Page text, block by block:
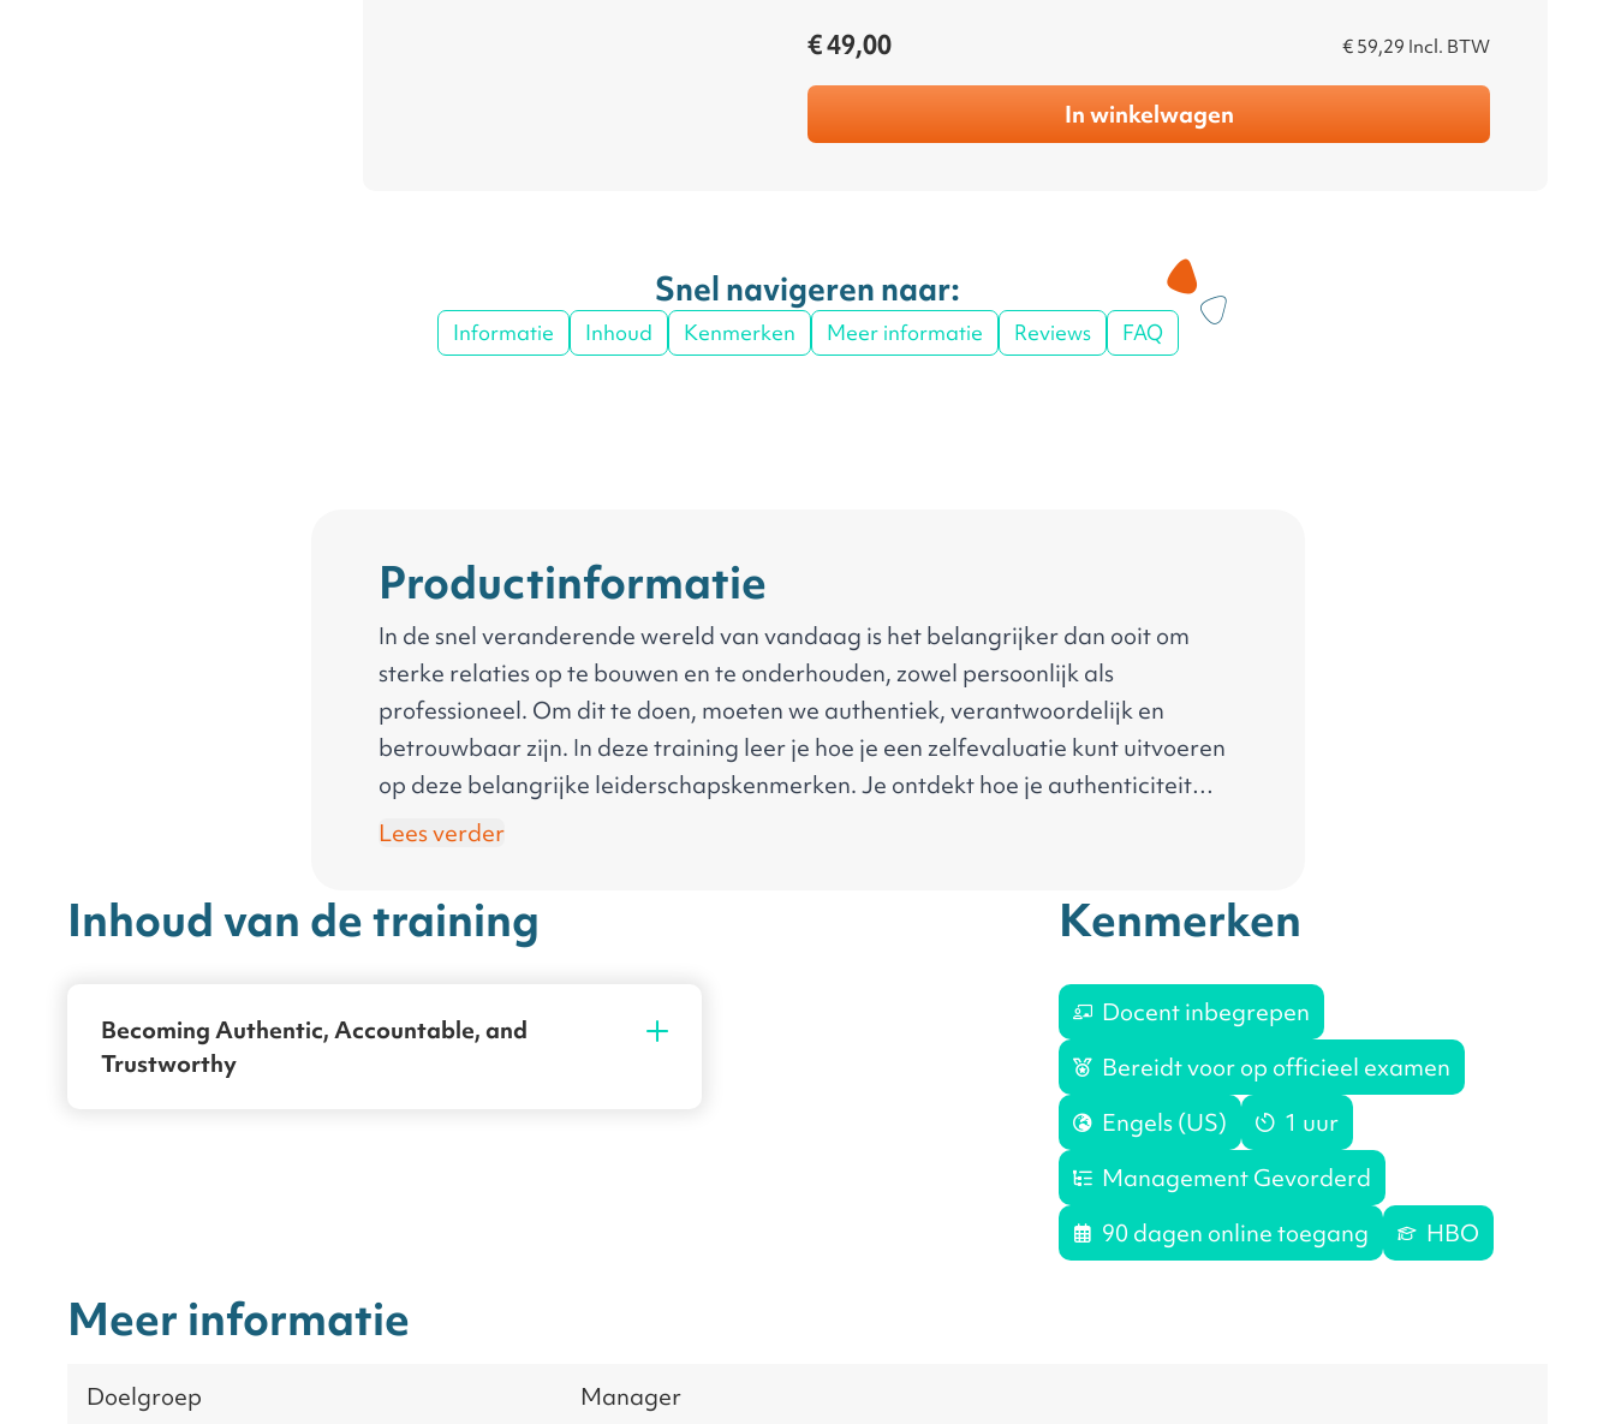
€ 49,00 € 59,29 Incl. BTW
In winkelwagen
Snel navigeren naar:
Informatie Inhoud Kenmerken Meer informatie Reviews FAQ
Productinformatie
In de snel veranderende wereld van vandaag is het belangrijker dan ooit om
sterke relaties op te bouwen en te onderhouden, zowel persoonlijk als
professioneel. Om dit te doen, moeten we authentiek, verantwoordelijk en
betrouwbaar zijn. In deze training leer je hoe je een zelfevaluatie kunt uitvoeren
op deze belangrijke leiderschapskenmerken. Je ontdekt hoe je authenticiteit
kunt prioriteren en effectieve strategieën kunt kiezen om deze in leiderschap te
te geven met verantwoordelijkheid en vertrouwen, en hoe je manieren kunt
verkennen om ineffectieve leiderschapskenmerken te overwinnen.
Lees verder
Inhoud van de training
Becoming Authentic, Accountable, and
Trustworthy
Kenmerken
Docent inbegrepen
Bereidt voor op officieel examen
Engels (US)
1 uur
Management Gevorderd
90 dagen online toegang
HBO
Meer informatie
Doelgroep Manager